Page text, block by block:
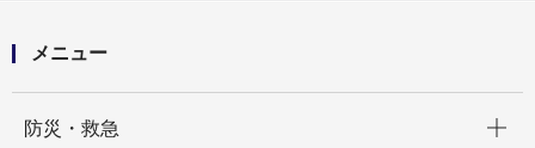
メニュー
防災・救急